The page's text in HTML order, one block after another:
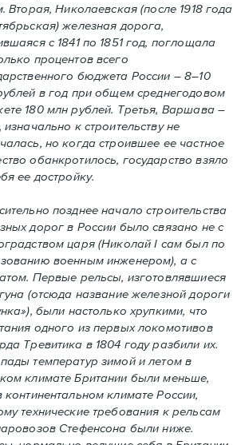
Вторая, Николаевская (после 1918 года
железная дорога,
с 1841 по 1851 год, поглощала
процентов всего
бюджета России – 8–10
в год при общем среднегодовом
180 млн рублей. Третья, Варшава –
изначально к строительству не
но когда строившее ее частное
обанкротилось, государство взяло
ее достройку.
позднее начало строительства
дорог в России было связано не с
царя (Николай I сам был по
военным инженером), а с
Первые рельсы, изготовлявшиеся
(отсюда название железной дороги
были настолько хрупкими, что
одного из первых локомотивов
Тревитика в 1804 году разбили их.
температур зимой и летом в
климате Британии были меньше,
континентальном климате России,
технические требования к рельсам
Стефенсона были ниже.